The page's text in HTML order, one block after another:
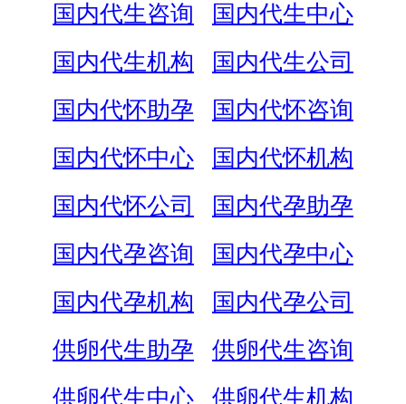
国内代生咨询
国内代生中心
国内代生机构
国内代生公司
国内代怀助孕
国内代怀咨询
国内代怀中心
国内代怀机构
国内代怀公司
国内代孕助孕
国内代孕咨询
国内代孕中心
国内代孕机构
国内代孕公司
供卵代生助孕
供卵代生咨询
供卵代生中心
供卵代生机构